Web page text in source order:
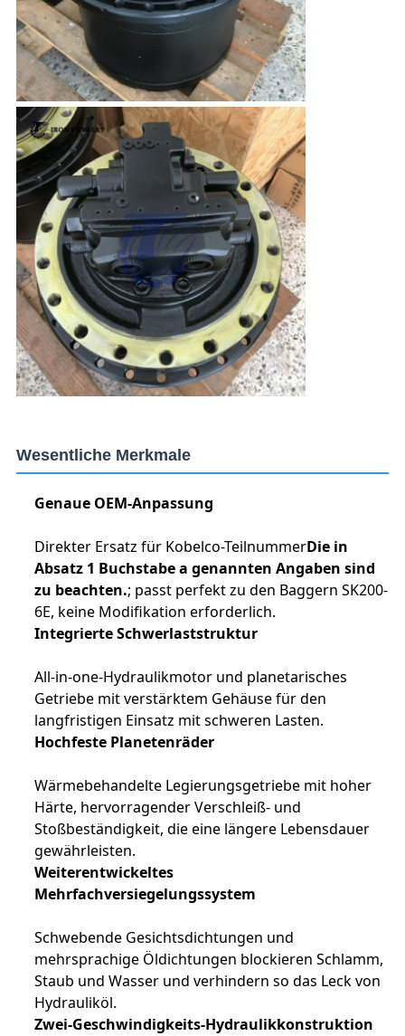
Wesentliche Merkmale
Genaue OEM-Anpassung
Direkter Ersatz für Kobelco-TeilnummerDie in
Absatz 1 Buchstabe a genannten Angaben sind
zu beachten.; passt perfekt zu den Baggern SK200-
6E, keine Modifikation erforderlich.
Integrierte Schwerlaststruktur
All-in-one-Hydraulikmotor und planetarisches
Getriebe mit verstärktem Gehäuse für den
langfristigen Einsatz mit schweren Lasten.
Hochfeste Planetenräder
Wärmebehandelte Legierungsgetriebe mit hoher
Härte, hervorragender Verschleiß- und
Stoßbeständigkeit, die eine längere Lebensdauer
gewährleisten.
Weiterentwickeltes
Mehrfachversiegelungssystem
Schwebende Gesichtsdichtungen und
mehrsprachige Öldichtungen blockieren Schlamm,
Staub und Wasser und verhindern so das Leck von
Hydrauliköl.
Zwei-Geschwindigkeits-Hydraulikkonstruktion